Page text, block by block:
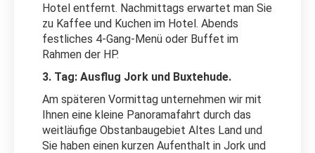
Hotel entfernt. Nachmittags erwartet man Sie
zu Kaffee und Kuchen im Hotel. Abends
festliches 4-Gang-Menü oder Buffet im
Rahmen der HP.
3. Tag: Ausflug Jork und Buxtehude.
Am späteren Vormittag unternehmen wir mit
Ihnen eine kleine Panoramafahrt durch das
weitläufige Obstanbaugebiet Altes Land und
Sie haben einen kurzen Aufenthalt in Jork und